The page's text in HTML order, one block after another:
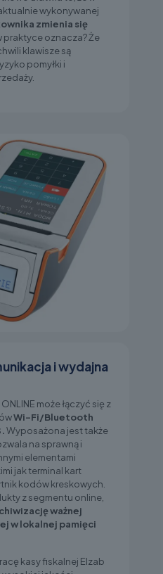
wykonywanej
zmienia się
praktyce oznacza? Że
klawisze są
pomyłki i
i wydajna
może łączyć się z
Wi-Fi/Bluetooth
Wyposażona jest także
na sprawną i
elementami
jak terminal kart
kodów kreskowych.
z segmentu online,
ważnej
w lokalnej pamięci
kasy fiskalnej Elzab